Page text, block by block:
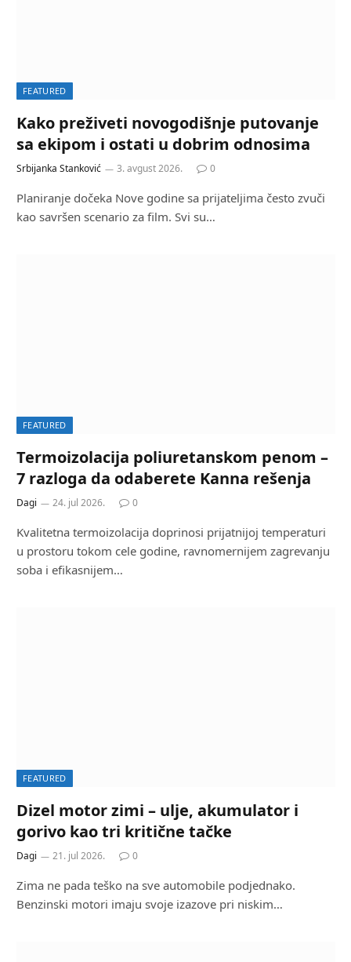
FEATURED
Kako preživeti novogodišnje putovanje
sa ekipom i ostati u dobrim odnosima
Srbijanka Stanković 3. avgust 2026. 0
Planiranje dočeka Nove godine sa prijateljima često zvuči
kao savršen scenario za film. Svi su…
FEATURED
Termoizolacija poliuretanskom penom –
7 razloga da odaberete Kanna rešenja
Dagi 24. jul 2026. 0
Kvalitetna termoizolacija doprinosi prijatnijoj temperaturi
u prostoru tokom cele godine, ravnomernijem zagrevanju
soba i efikasnijem…
FEATURED
Dizel motor zimi – ulje, akumulator i
gorivo kao tri kritične tačke
Dagi 21. jul 2026. 0
Zima ne pada teško na sve automobile podjednako.
Benzinski motori imaju svoje izazove pri niskim…